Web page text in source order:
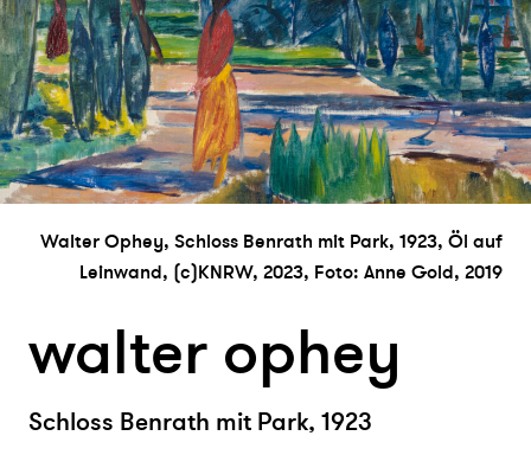
Walter Ophey, Schloss Benrath mit Park, 1923, Öl auf
Leinwand, (c)KNRW, 2023, Foto: Anne Gold, 2019
walter ophey
Schloss Benrath mit Park, 1923